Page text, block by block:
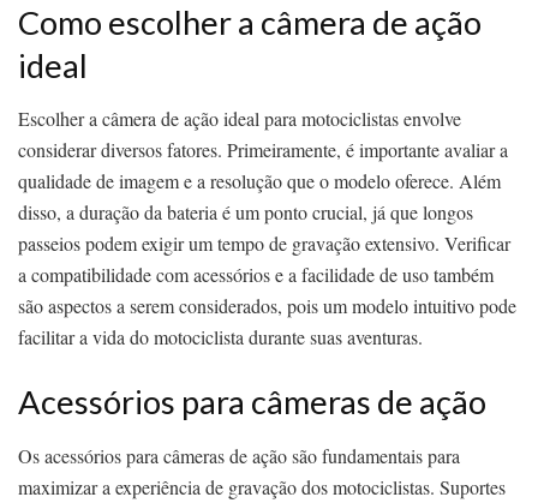
Como escolher a câmera de ação
ideal
Escolher a câmera de ação ideal para motociclistas envolve
considerar diversos fatores. Primeiramente, é importante avaliar a
qualidade de imagem e a resolução que o modelo oferece. Além
disso, a duração da bateria é um ponto crucial, já que longos
passeios podem exigir um tempo de gravação extensivo. Verificar
a compatibilidade com acessórios e a facilidade de uso também
são aspectos a serem considerados, pois um modelo intuitivo pode
facilitar a vida do motociclista durante suas aventuras.
Acessórios para câmeras de ação
Os acessórios para câmeras de ação são fundamentais para
maximizar a experiência de gravação dos motociclistas. Suportes